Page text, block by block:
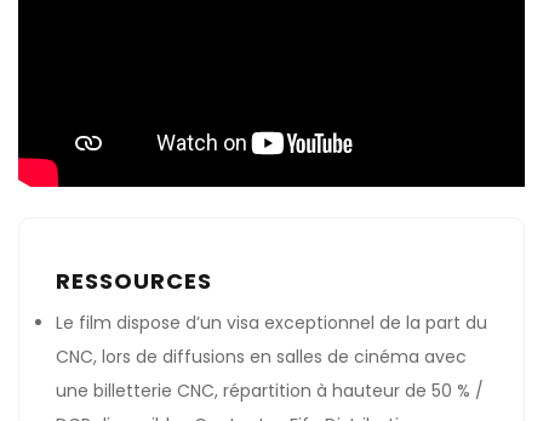
RESSOURCES
Le film dispose d’un visa exceptionnel de la part du
CNC, lors de diffusions en salles de cinéma avec
une billetterie CNC, répartition à hauteur de 50 % /